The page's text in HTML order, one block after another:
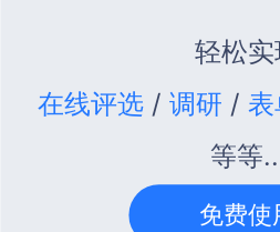
轻松
在线评选 / 调研 / 表
等等
免费使